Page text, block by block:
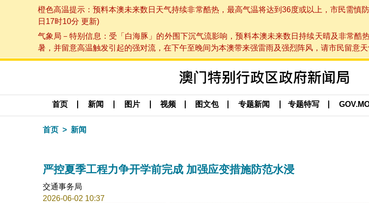
橙色高温提示：预料本澳未来数日天气持续非常酷热，最高气温将达到36度或以上，市民需慎
日17时10分 更新)
气象局－特别信息：受「白海豚」的外围下沉气流影响，预料本澳未来数日持续天晴及非常酷
暑，并留意高温触发引起的强对流，在下午至晚间为本澳带来强雷雨及强烈阵风，请市民留意
首页 新闻 图片 视频 图文包 专题新闻 专题特写
首页 新闻
严控夏季工程力争开学前完成 加强应变措施防范水浸
交通事务局
2026-06-02 10:37